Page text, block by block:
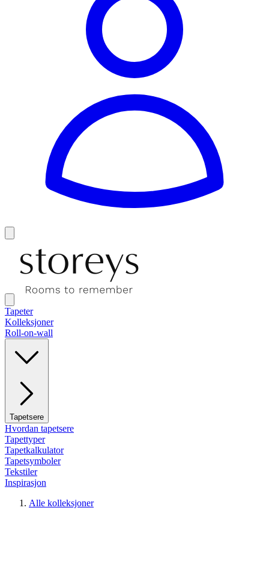
Tapeter
Kolleksjoner
Roll-on-wall
Tapetsere
Hvordan tapetsere
Tapettyper
Tapetkalkulator
Tapetsymboler
Tekstiler
Inspirasjon
Alle kolleksjoner